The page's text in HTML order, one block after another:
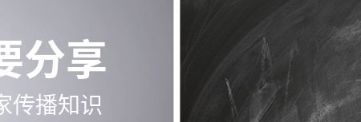
分享
传播知识